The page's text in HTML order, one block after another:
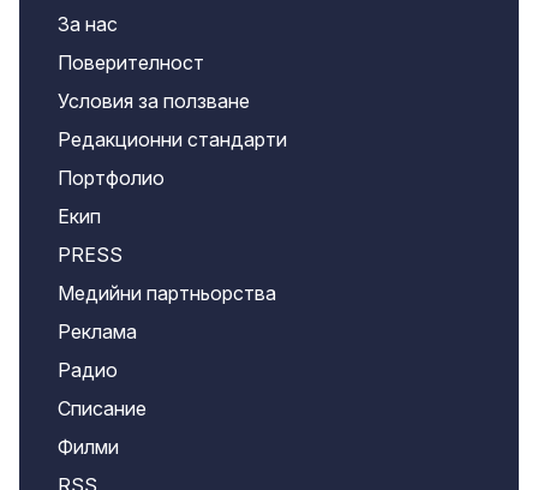
За нас
Поверителност
Условия за ползване
Редакционни стандарти
Портфолио
Екип
PRESS
Медийни партньорства
Реклама
Радио
Списание
Филми